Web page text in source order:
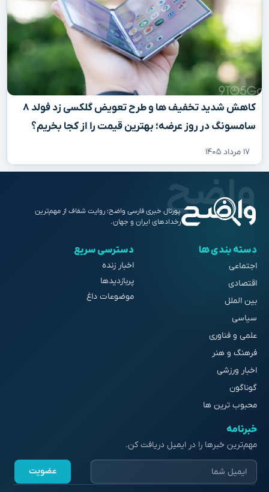
کاهش شدید تخفیف‌ ها و طرح تعویض گلکسی زد فولد ۸
سامسونگ در روز عرضه؛ بهترین قیمت را از کجا بخریم؟
۱۷ مرداد ۱۴۰۵
پورتال خبری فارسی واضح؛ روایت شفاف از مهم‌ترین
رخدادهای ایران و جهان.
دسته بندی ها
اجتماعی
اقتصادی
بین الملل
سیاسی
علمی و فناوری
فرهنگ و هنر
اخبار ورزشی
گوناگون
محبوب ترین ها
دسترسی سریع
اخبار زنده
پربازدیدها
موضوعات داغ
خبرنامه
مهم‌ترین خبرها را در ایمیل دریافت کن.
عضویت